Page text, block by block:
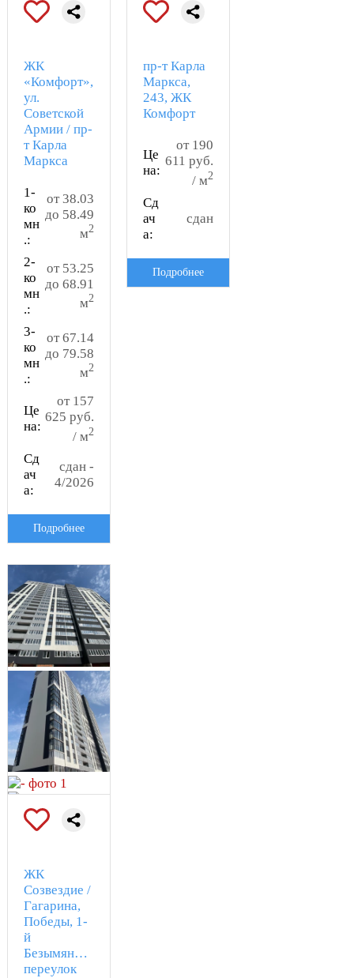
ЖК
«Комфорт»,
ул.
Советской
Армии / пр-
т Карла
Маркса
1-
ко
мн
.:
от 38.03
до 58.49
м2
2-
ко
мн
.:
от 53.25
до 68.91
м2
3-
ко
мн
.:
от 67.14
до 79.58
м2
Це
на:
от 157
625 руб.
/ м2
Сд
ач
а:
сдан -
4/2026
Подробнее
пр-т Карла
Маркса,
243, ЖК
Комфорт
Це
на:
от 190
611 руб.
/ м2
Сд
ач
а:
сдан
Подробнее
ЖК
Созвездие /
Гагарина,
Победы, 1-
й
Безымянный
переулок